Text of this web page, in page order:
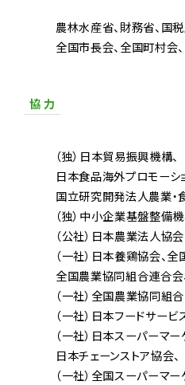
農林水産省 財務省 国
全国市長会 全国町村会
協 力
（独）日本貿易振興機構
日本食品海外プロモーシ
国立研究開発法人農業・
（独）中小企業基盤整備
（公社）日本農業法人協会
（一社）日本養鶏協会 全
全国農業協同組合連合会
（一社）全国農業協同組
（一社）日本フードサービ
（一社）日本スーパーマ
日本チェーンストア協会
（一社）全国スーパーマ